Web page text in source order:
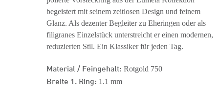
begeistert mit seinem zeitlosen Design und feinem
Glanz. Als dezenter Begleiter zu Eheringen oder als
filigranes Einzelstück unterstreicht er einen modernen,
reduzierten Stil. Ein Klassiker für jeden Tag.
Material / Feingehalt: Rotgold 750
Breite 1. Ring: 1.1 mm